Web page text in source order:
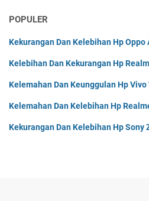
POPULER
Kekurangan Dan Kelebihan Hp Oppo
Kelebihan Dan Kekurangan Hp
Kelemahan Dan Keunggulan Hp Vivo
Kelemahan Dan Kelebihan Hp
Kekurangan Dan Kelebihan Hp Sony